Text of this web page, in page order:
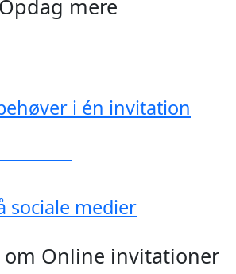
Opdag mere
i én invitation
sociale medier
Online invitationer